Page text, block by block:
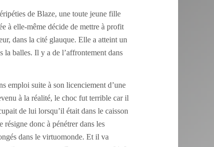
de Blaze, une toute jeune fille
à elle-même décide de mettre à profit
dans la cité glauque. Elle a atteint un
la balles. Il y a de l’affrontement dans
emploi suite à son licenciement d’une
à la réalité, le choc fut terrible car il
de lui lorsqu’il était dans le caisson
donc à pénétrer dans les
dans le virtuomonde. Et il va